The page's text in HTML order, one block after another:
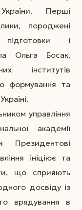
Перші
породжені
і
Ольга Босак,
інститутів
формування та
управління
академії
Президентові
ініціює та
що сприяють
досвіду із
врядування в